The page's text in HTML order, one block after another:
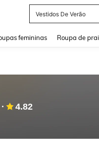
Vestidos De Verão
femininas Roupa de
4.82